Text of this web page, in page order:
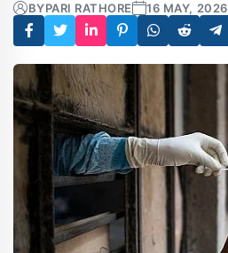
BYPARI RATHORE 16 MAY, 2026